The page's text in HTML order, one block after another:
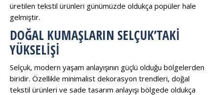
üretilen tekstil ürünleri günümüzde oldukça popüler hale
gelmiştir.
DOĞAL KUMAŞLARIN SELÇUK’TAKI
YÜKSELIŞI
Selçuk, modern yaşam anlayışının güçlü olduğu bölgelerden
biridir. Özellikle minimalist dekorasyon trendleri, doğal
tekstil ürünleri ve sade tasarım anlayışı bölgede oldukça